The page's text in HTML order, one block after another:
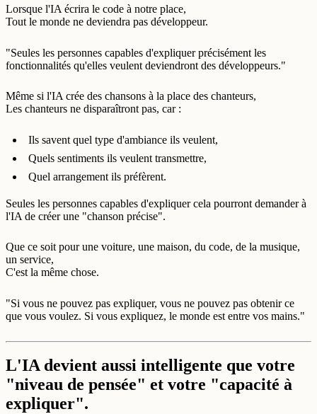
Lorsque l'IA écrira le code à notre place,
Tout le monde ne deviendra pas développeur.
"Seules les personnes capables d'expliquer précisément les
fonctionnalités qu'elles veulent deviendront des développeurs."
Même si l'IA crée des chansons à la place des chanteurs,
Les chanteurs ne disparaîtront pas, car :
Ils savent quel type d'ambiance ils veulent,
Quels sentiments ils veulent transmettre,
Quel arrangement ils préfèrent.
Seules les personnes capables d'expliquer cela pourront demander à
l'IA de créer une "chanson précise".
Que ce soit pour une voiture, une maison, du code, de la musique,
un service,
C'est la même chose.
"Si vous ne pouvez pas expliquer, vous ne pouvez pas obtenir ce
que vous voulez. Si vous expliquez, le monde est entre vos mains."
L'IA devient aussi intelligente que votre
"niveau de pensée" et votre "capacité à
expliquer".